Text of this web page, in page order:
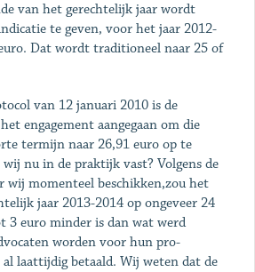
van het gerechtelijk jaar wordt
te geven, voor het jaar 2012-
Dat wordt traditioneel naar 25 of
van 12 januari 2010 is de
engagement aangegaan om die
termijn naar 26,91 euro op te
nu in de praktijk vast? Volgens de
wij momenteel beschikken,zou het
jaar 2013-2014 op ongeveer 24
3 euro minder is dan wat werd
worden voor hun pro-
al laattijdig betaald. Wij weten dat de